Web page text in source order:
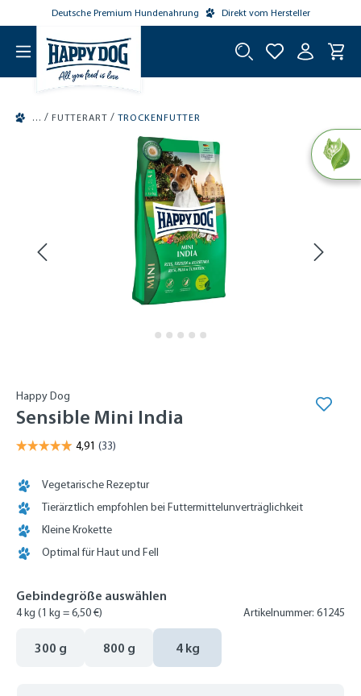
springen
Deutsche Premium Hundenahrung Direkt vom Hersteller
/ FUTTERART / TROCKENFUTTER
Happy Dog
Sensible Mini India
Vegetarische Rezeptur
Tierärztlich empfohlen bei Futtermittelunverträglichkeit
Kleine Krokette
Optimal für Haut und Fell
Gebindegröße auswählen
4 kg (1 kg = 6,50 €) Artikelnummer: 61245
300 g 800 g 4 kg